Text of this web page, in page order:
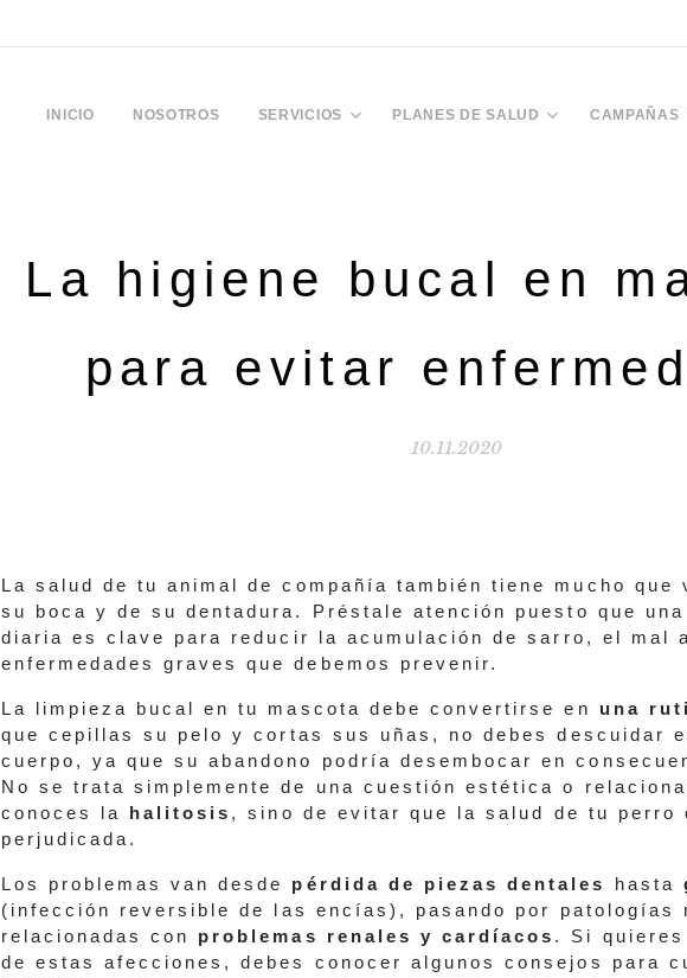
INICIO NOSOTROS SERVICIOS PLANES DE SALUD CAMPAÑAS
La higiene bucal en
para evitar
10.11.2020
La salud de tu animal de compañía también tiene mucho que
su boca y de su dentadura. Préstale atención puesto que
diaria es clave para reducir la acumulación de sarro, el mal
enfermedades graves que debemos prevenir.
La limpieza bucal en tu mascota debe convertirse en una
que cepillas su pelo y cortas sus uñas, no debes descuidar
cuerpo, ya que su abandono podría desembocar en
No se trata simplemente de una cuestión estética o
conoces la
halitosis , sino de evitar que la salud de tu perro
perjudicada.
Los problemas van desde pérdida de piezas dentales hasta
(infección reversible de las encías), pasando por patologías
relacionadas con problemas renales y cardíacos . Si
de estas afecciones, debes conocer algunos consejos para